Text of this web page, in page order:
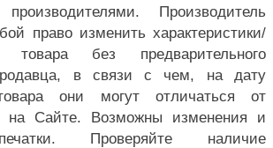
производителями. Производитель
право изменить характеристики/
без предварительного
в связи с чем, на дату
они могут отличаться от
на Сайте. Возможны изменения и
Проверяйте наличие